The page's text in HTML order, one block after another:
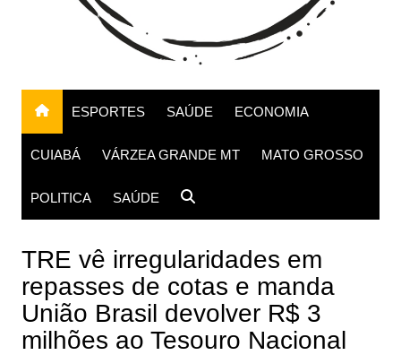
ESPORTES SAÚDE ECONOMIA
CUIABÁ VÁRZEA GRANDE MT MATO GROSSO
POLITICA SAÚDE
TRE vê irregularidades em
repasses de cotas e manda
União Brasil devolver R$ 3
milhões ao Tesouro Nacional